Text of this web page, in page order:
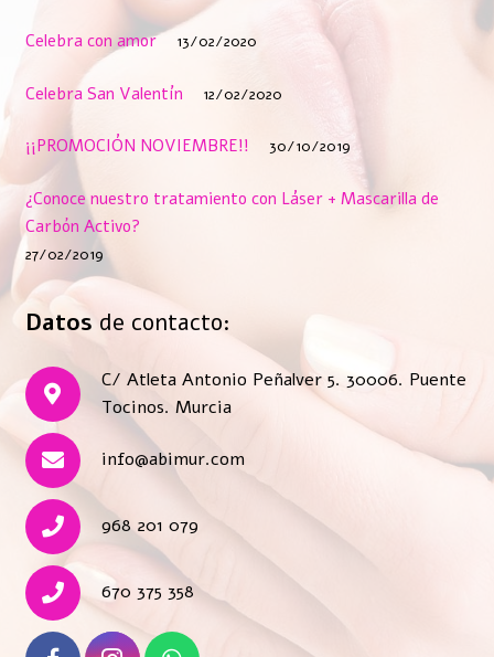
Celebra con amor 13/02/2020
Celebra San Valentín 12/02/2020
¡¡PROMOCIÓN NOVIEMBRE!! 30/10/2019
¿Conoce nuestro tratamiento con Láser + Mascarilla de
Carbón Activo?
27/02/2019
Datos de contacto:
C/ Atleta Antonio Peñalver 5. 30006. Puente
Tocinos. Murcia
info@abimur.com
968 201 079
670 375 358